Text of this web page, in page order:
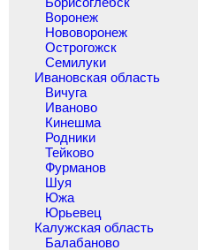
Воронеж
Нововоронеж
Острогожск
Семилуки
Ивановская область
Вичуга
Иваново
Кинешма
Родники
Тейково
Фурманов
Шуя
Южа
Юрьевец
Калужская область
Балабаново